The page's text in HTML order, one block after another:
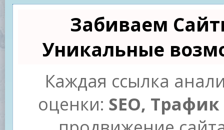
Забиваем
Уникальные
Каждая ссылка
оценки: SEO,